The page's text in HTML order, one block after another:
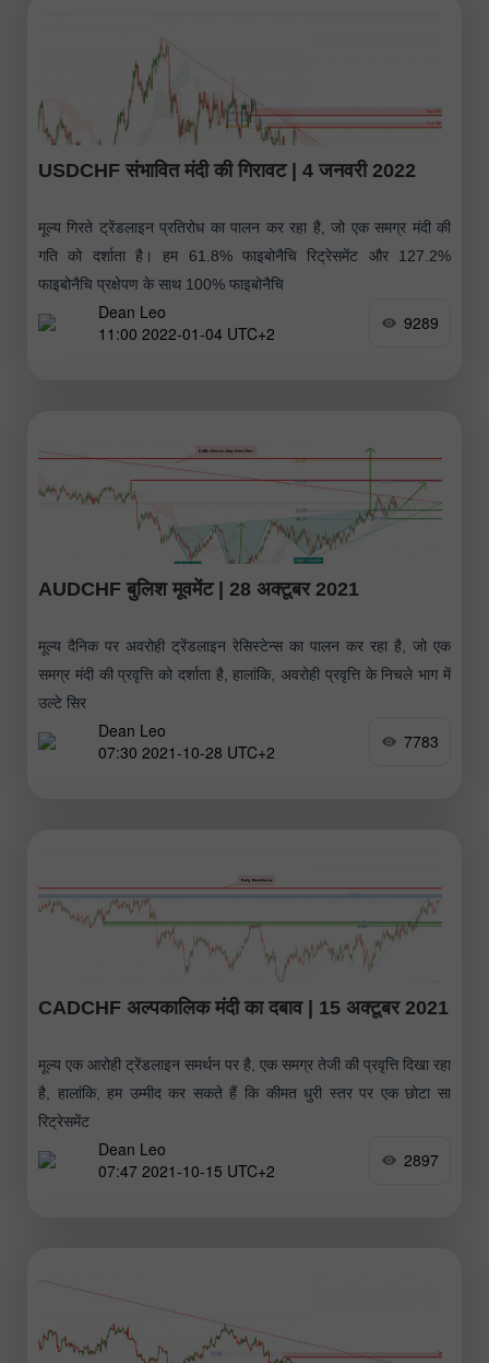
USDCHF संभावित मंदी की गिरावट | 4 जनवरी 2022
मूल्य गिरते ट्रेंडलाइन प्रतिरोध का पालन कर रहा है, जो एक समग्र मंदी की
गति को दर्शाता है। हम 61.8% फाइबोनैचि रिट्रेसमेंट और 127.2%
फाइबोनैचि प्रक्षेपण के साथ 100% फाइबोनैचि
Dean Leo
11:00 2022-01-04 UTC+2
9289
AUDCHF बुलिश मूवमेंट | 28 अक्टूबर 2021
मूल्य दैनिक पर अवरोही ट्रेंडलाइन रेसिस्टेन्स का पालन कर रहा है, जो एक
समग्र मंदी की प्रवृत्ति को दर्शाता है, हालांकि, अवरोही प्रवृत्ति के निचले भाग में
उल्टे सिर
Dean Leo
07:30 2021-10-28 UTC+2
7783
CADCHF अल्पकालिक मंदी का दबाव | 15 अक्टूबर 2021
मूल्य एक आरोही ट्रेंडलाइन समर्थन पर है, एक समग्र तेजी की प्रवृत्ति दिखा रहा
है, हालांकि, हम उम्मीद कर सकते हैं कि कीमत धुरी स्तर पर एक छोटा सा
रिट्रेसमेंट
Dean Leo
07:47 2021-10-15 UTC+2
2897